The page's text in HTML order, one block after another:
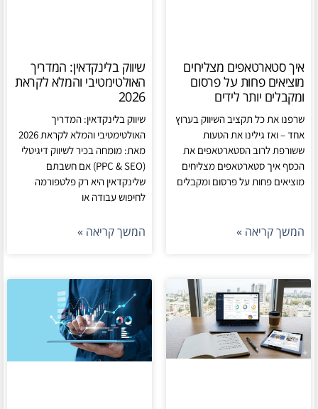
איך סטארטאפים מצליחים
מוציאים פחות על פרסום
ומקבלים יותר לידים
שרפנו את כל תקציב השיווק בערוץ
אחד – ואז גילינו את הטעות
ששורפת לרוב הסטארטאפים את
הכסף איך סטארטאפים מצליחים
מוציאים פחות על פרסום ומקבלים
המשך קריאה »
שיווק בלינקדאין: המדריך
האולטימטיבי והמלא לקראת
2026
שיווק בלינקדאין: המדריך
מאת: מומחה בכיר לשיווק דיגיטלי
(PPC & SEO) אם חשבתם
שלינקדאין היא רק פלטפורמה
לחיפוש עבודה או
המשך קריאה »